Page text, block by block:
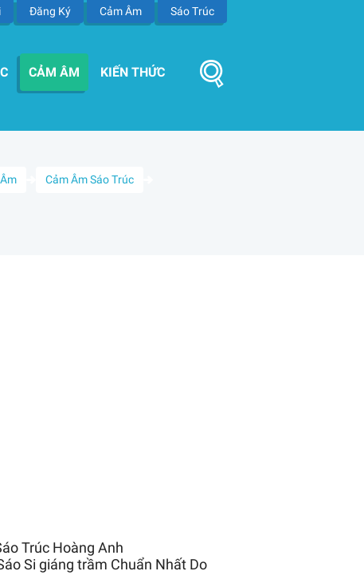
Đăng Ký Cảm Âm Sáo Trúc
CẢM ÂM KIẾN THỨC
Cảm Âm Sáo Trúc
Trúc Hoàng Anh
Si giáng trầm Chuẩn Nhất Do